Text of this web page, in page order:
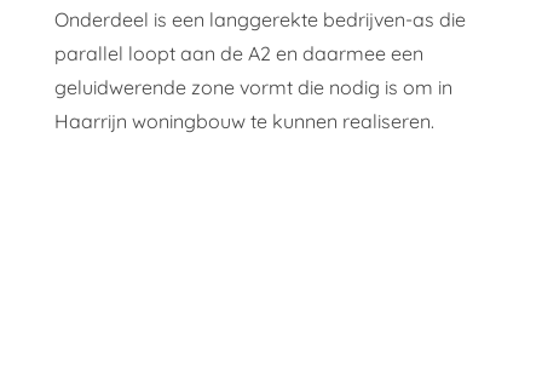
Onderdeel is een langgerekte bedrijven-as die
parallel loopt aan de A2 en daarmee een
geluidwerende zone vormt die nodig is om in
Haarrijn woningbouw te kunnen realiseren.